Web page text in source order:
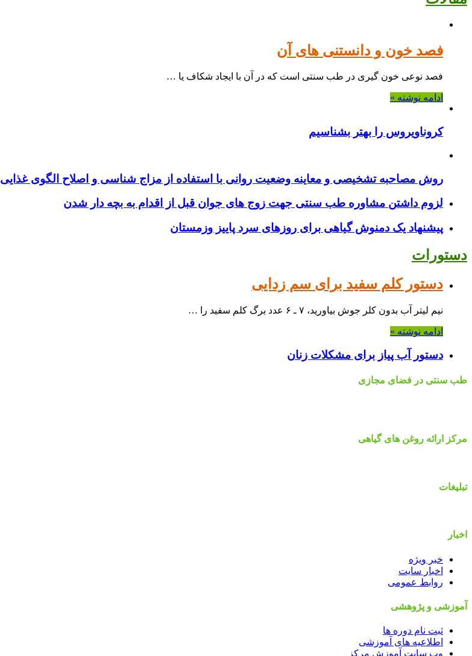
فصد خون و دانستنی های آن
فصد نوعی خون گیری در طب سنتی است که در آن با ایجاد شکاف یا …
ادامه نوشته »
کروناویروس را بهتر بشناسیم
روش مصاحبه تشخیصی و معاینه وضعیت روانی با استفاده از مزاج شناسی و اصلاح الگوی غذایی
لزوم داشتن مشاوره طب سنتی جهت زوج های جوان قبل از اقدام به بچه دار شدن
پیشنهاد یک دمنوش گیاهی برای روزهای سرد پاییز وزمستان
دستورات
دستور کلم سفید برای سم زدایی
نیم لیتر آب بدون کلر جوش بیاورید، ۷ ـ ۶ عدد برگ کلم سفید را …
ادامه نوشته »
دستور آب پیاز برای مشکلات زنان
طب سنتی در فضای مجازی
مرکز ارائه روغن های گیاهی
تبلیغات
اخبار
خبر ویژه
اخبار سایت
روابط عمومی
آموزشی و پژوهشی
ثبت نام دوره ها
اطلاعیه های آموزشی
وب سایت آموزش مرکز